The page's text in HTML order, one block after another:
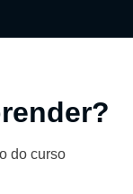
do curso